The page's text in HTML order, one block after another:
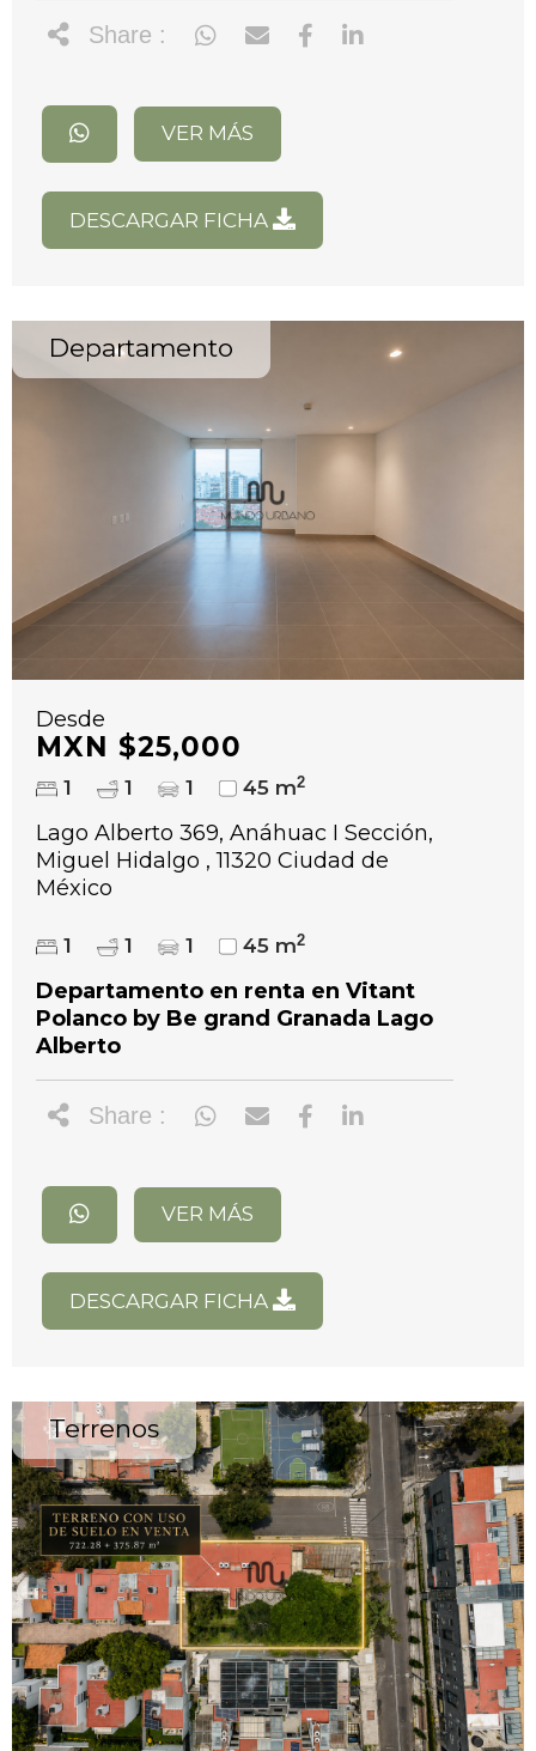
Share :
VER MÁS
DESCARGAR FICHA
Departamento
Desde
MXN $25,000
1 1 1 45 m2
Lago Alberto 369, Anáhuac I Sección,
Miguel Hidalgo , 11320 Ciudad de
México
1 1 1 45 m2
Departamento en renta en Vitant
Polanco by Be grand Granada Lago
Alberto
Share :
VER MÁS
DESCARGAR FICHA
Terrenos